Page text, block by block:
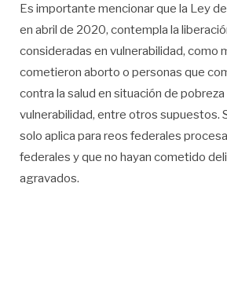
Es importante mencionar que la Ley
en abril de 2020, contempla la
consideradas en vulnerabilidad, como
cometieron aborto o personas que
contra la salud en situación de
vulnerabilidad, entre otros supuestos.
solo aplica para reos federales
federales y que no hayan cometido
agravados.